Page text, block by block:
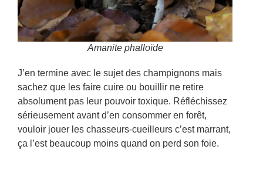
Amanite phalloïde
J’en termine avec le sujet des champignons mais
sachez que les faire cuire ou bouillir ne retire
absolument pas leur pouvoir toxique. Réfléchissez
sérieusement avant d’en consommer en forêt,
vouloir jouer les chasseurs-cueilleurs c’est marrant,
ça l’est beaucoup moins quand on perd son foie.